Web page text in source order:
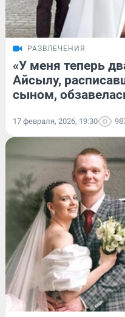
РАЗВЛЕЧЕНИЯ
«У меня теперь
Айсылу,
сыном,
17 февраля, 2026, 19:30